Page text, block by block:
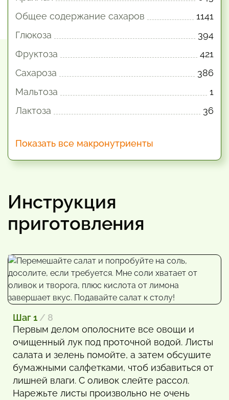
Общее содержание сахаров
1141
Глюкоза
394
Фруктоза
421
Сахароза
386
Мальтоза
1
Лактоза
36
Показать все макронутриенты
Инструкция
приготовления
Шаг 1 / 8
Первым делом ополосните все овощи и
очищенный лук под проточной водой. Листы
салата и зелень помойте, а затем обсушите
бумажными салфетками, чтоб избавиться от
лишней влаги. С оливок слейте рассол.
Нарежьте листы произвольно не очень